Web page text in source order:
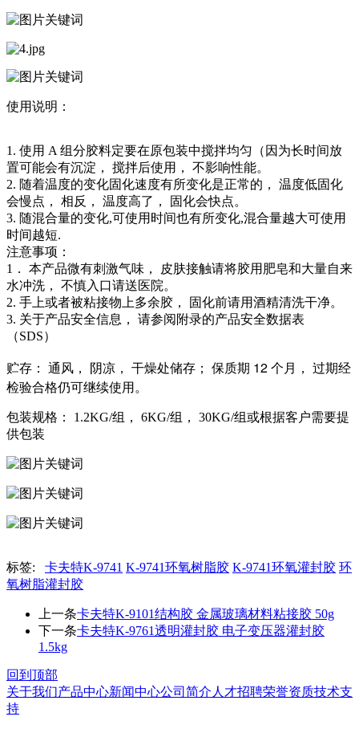
使用说明：
1. 使用 A 组分胶料定要在原包装中搅拌均匀（因为长时间放
置可能会有沉淀， 搅拌后使用， 不影响性能。
2. 随着温度的变化固化速度有所变化是正常的， 温度低固化
会慢点， 相反， 温度高了， 固化会快点。
3. 随混合量的变化,可使用时间也有所变化,混合量越大可使用
时间越短.
注意事项：
1． 本产品微有刺激气味， 皮肤接触请将胶用肥皂和大量自来
水冲洗， 不慎入口请送医院。
2. 手上或者被粘接物上多余胶， 固化前请用酒精清洗干净。
3. 关于产品安全信息， 请参阅附录的产品安全数据表
（SDS）
贮存： 通风， 阴凉， 干燥处储存； 保质期 12 个月， 过期经
检验合格仍可继续使用。
包装规格： 1.2KG/组， 6KG/组， 30KG/组或根据客户需要提
供包装
标签: 卡夫特K-9741 K-9741环氧树脂胶 K-9741环氧灌封胶 环
氧树脂灌封胶
上一条卡夫特K-9101结构胶 金属玻璃材料粘接胶 50g
下一条卡夫特K-9761透明灌封胶 电子变压器灌封胶
1.5kg
回到顶部
关于我们产品中心新闻中心公司简介 人才招聘荣誉资质技术支
持